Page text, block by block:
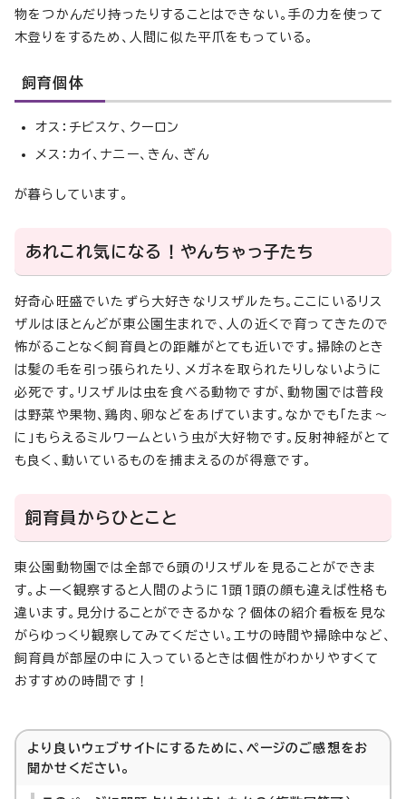
物をつかんだり持ったりすることはできない。手の力を使って
木登りをするため、人間に似た平爪をもっている。
飼育個体
オス：チビスケ、クーロン
メス：カイ、ナニー、きん、ぎん
が暮らしています。
あれこれ気になる！やんちゃっ子たち
好奇心旺盛でいたずら大好きなリスザルたち。ここにいるリス
ザルはほとんどが東公園生まれで、人の近くで育ってきたので
怖がることなく飼育員との距離がとても近いです。掃除のとき
は髪の毛を引っ張られたり、メガネを取られたりしないように
必死です。リスザルは虫を食べる動物ですが、動物園では普段
は野菜や果物、鶏肉、卵などをあげています。なかでも「たま〜
に」もらえるミルワームという虫が大好物です。反射神経がとて
も良く、動いているものを捕まえるのが得意です。
飼育員からひとこと
東公園動物園では全部で6頭のリスザルを見ることができま
す。よーく観察すると人間のように1頭1頭の顔も違えば性格も
違います。見分けることができるかな？個体の紹介看板を見な
がらゆっくり観察してみてください。エサの時間や掃除中など、
飼育員が部屋の中に入っているときは個性がわかりやすくて
おすすめの時間です！
より良いウェブサイトにするために、ページのご感想をお
聞かせください。